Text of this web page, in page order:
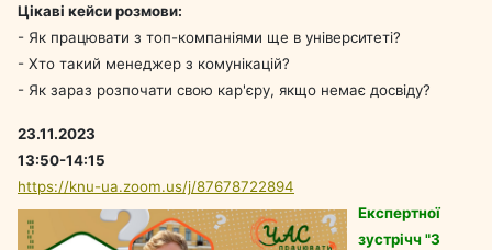
Цікаві кейси розмови:
- Як працювати з топ-компаніями ще в університеті?
- Хто такий менеджер з комунікацій?
- Як зараз розпочати свою кар'єру, якщо немає досвіду?
23.11.2023
13:50-14:15
https://knu-ua.zoom.us/j/87678722894
Експертної
зустрічч "З